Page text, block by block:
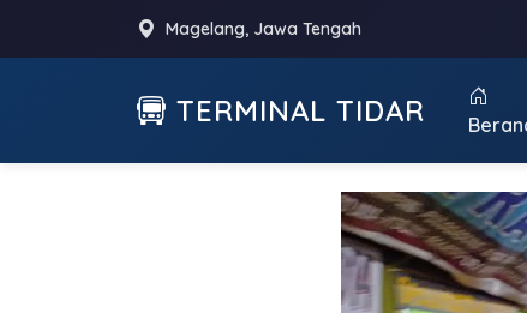
Magelang, Jawa Tengah
TERMINAL TIDAR